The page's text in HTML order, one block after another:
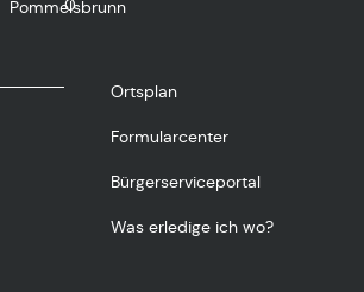
Pommelsbrunn
Ortsplan
Formularcenter
Bürgerserviceportal
Was erledige ich wo?